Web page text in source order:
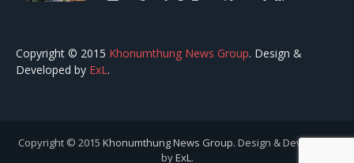
Copyright © 2015 Khonumthung News Group. Design &
Developed by ExL.
Copyright © 2015 Khonumthung News Group. Design & Developed
byExL.